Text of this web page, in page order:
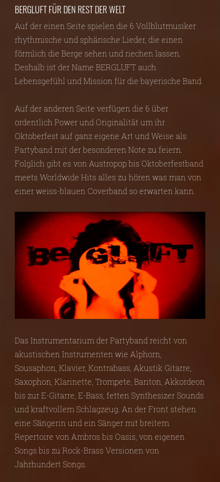
BERGLUFT FÜR DEN REST DER WELT
Auf der einen Seite spielen die 6 Vollblutmusiker
rhythmische und sphärische Lieder, die einen
förmlich die Berge sehen und riechen lassen.
Deshalb ist der Name BERGLUFT auch
Lebensgefühl und Mission für die bayerische Band.
Auf der anderen Seite verfügen die 6 über
ordentlich Power und Originalität um ihr
Oktoberfest auf ganz eigene Art und Weise als
Partyband mit der besonderen Note zu feiern.
Folglich gibt es von Austropop bis Oktoberfestband
meets Worldwide Hits alles zu hören was man von
einer weiss-blauen Coverband so erwarten kann.
Das Instrumentarium der Partyband reicht von
akustischen Instrumenten wie Alphorn,
Sousaphon, Klavier, Kontrabass, Akustik Gitarre,
Saxophon, Klarinette, Trompete, Bariton, Akkordeon
bis zur E-Gitarre, E-Bass, fetten Synthesizer Sounds
und kraftvollem Schlagzeug. An der Front stehen
eine Sängerin und ein Sänger mit breitem
Repertoire von Ambros bis Oasis, von eigenen
Songs bis zu Rock-Brass Versionen von
Jahrhundert Songs.